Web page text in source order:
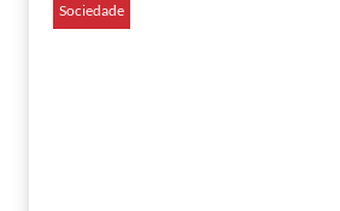
Sociedade